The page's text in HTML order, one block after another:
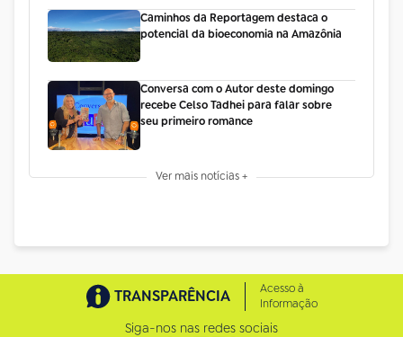
Caminhos da Reportagem destaca o
potencial da bioeconomia na Amazônia
Conversa com o Autor deste domingo
recebe Celso Tadhei para falar sobre
seu primeiro romance
Ver mais notícias +
TRANSPARÊNCIA
Acesso à
Informação
Siga-nos nas redes sociais